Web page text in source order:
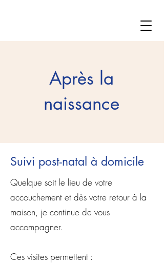
Après la
naissance
Suivi post-natal à domicile
Quelque soit le lieu de votre
accouchement et dès votre retour à la
maison, je continue de vous
accompagner.
Ces visites permettent :